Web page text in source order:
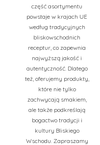
część asortymentu
powstaje w krajach UE
według tradycyjnych
bliskowschodnich
receptur, co zapewnia
najwyższą jakość i
autentyczność. Dlatego
też, oferujemy produkty,
które nie tylko
zachwycają smakiem,
ale także podkreślają
bogactwo tradycji i
kultury Bliskiego
Wschodu. Zapraszamy